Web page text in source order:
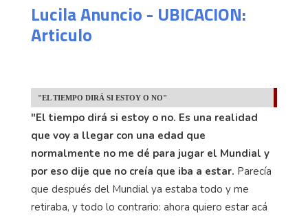
Lucila Anuncio - UBICACION:
Articulo
"EL TIEMPO DIRÁ SI ESTOY O NO"
"El tiempo dirá si estoy o no. Es una realidad
que voy a llegar con una edad que
normalmente no me dé para jugar el Mundial y
por eso dije que no creía que iba a estar. Parecía
que después del Mundial ya estaba todo y me
retiraba, y todo lo contrario: ahora quiero estar acá